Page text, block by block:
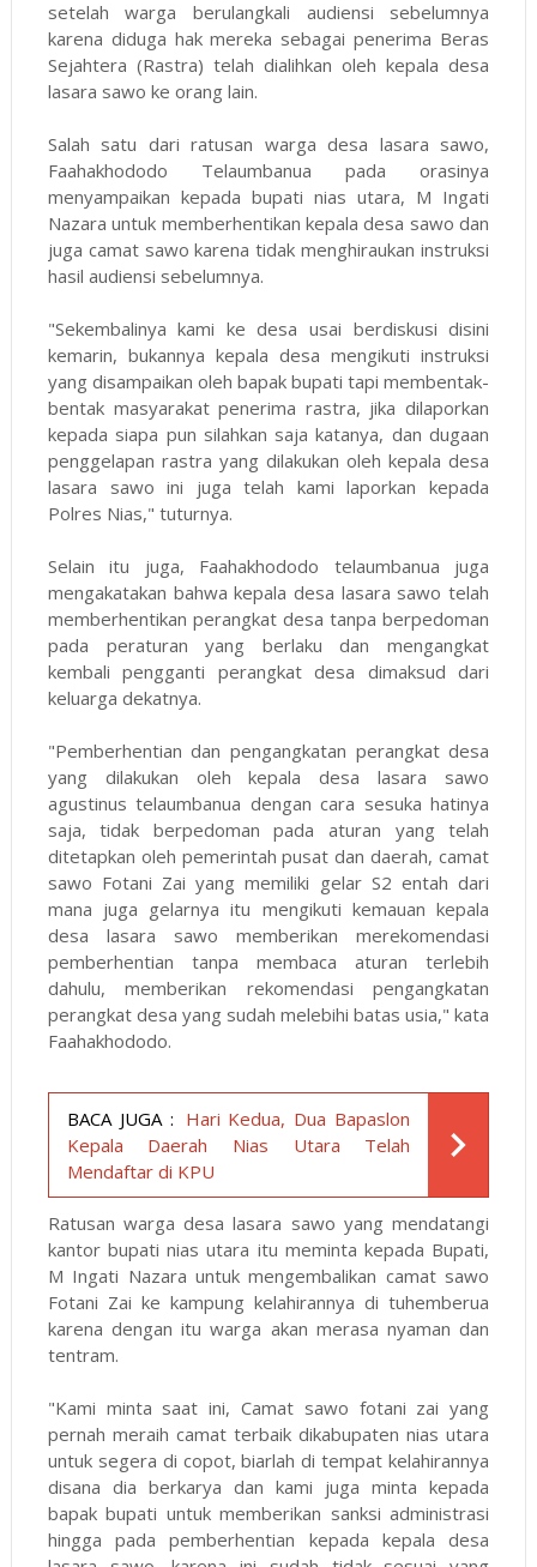
setelah warga berulangkali audiensi sebelumnya
karena diduga hak mereka sebagai penerima Beras
Sejahtera (Rastra) telah dialihkan oleh kepala desa
lasara sawo ke orang lain.
Salah satu dari ratusan warga desa lasara sawo,
Faahakhododo Telaumbanua pada orasinya
menyampaikan kepada bupati nias utara, M Ingati
Nazara untuk memberhentikan kepala desa sawo dan
juga camat sawo karena tidak menghiraukan instruksi
hasil audiensi sebelumnya.
"Sekembalinya kami ke desa usai berdiskusi disini
kemarin, bukannya kepala desa mengikuti instruksi
yang disampaikan oleh bapak bupati tapi membentak-
bentak masyarakat penerima rastra, jika dilaporkan
kepada siapa pun silahkan saja katanya, dan dugaan
penggelapan rastra yang dilakukan oleh kepala desa
lasara sawo ini juga telah kami laporkan kepada
Polres Nias," tuturnya.
Selain itu juga, Faahakhododo telaumbanua juga
mengakatakan bahwa kepala desa lasara sawo telah
memberhentikan perangkat desa tanpa berpedoman
pada peraturan yang berlaku dan mengangkat
kembali pengganti perangkat desa dimaksud dari
keluarga dekatnya.
"Pemberhentian dan pengangkatan perangkat desa
yang dilakukan oleh kepala desa lasara sawo
agustinus telaumbanua dengan cara sesuka hatinya
saja, tidak berpedoman pada aturan yang telah
ditetapkan oleh pemerintah pusat dan daerah, camat
sawo Fotani Zai yang memiliki gelar S2 entah dari
mana juga gelarnya itu mengikuti kemauan kepala
desa lasara sawo memberikan merekomendasi
pemberhentian tanpa membaca aturan terlebih
dahulu, memberikan rekomendasi pengangkatan
perangkat desa yang sudah melebihi batas usia," kata
Faahakhododo.
BACA JUGA : Hari Kedua, Dua Bapaslon
Kepala Daerah Nias Utara Telah
Mendaftar di KPU
Ratusan warga desa lasara sawo yang mendatangi
kantor bupati nias utara itu meminta kepada Bupati,
M Ingati Nazara untuk mengembalikan camat sawo
Fotani Zai ke kampung kelahirannya di tuhemberua
karena dengan itu warga akan merasa nyaman dan
tentram.
"Kami minta saat ini, Camat sawo fotani zai yang
pernah meraih camat terbaik dikabupaten nias utara
untuk segera di copot, biarlah di tempat kelahirannya
disana dia berkarya dan kami juga minta kepada
bapak bupati untuk memberikan sanksi administrasi
hingga pada pemberhentian kepada kepala desa